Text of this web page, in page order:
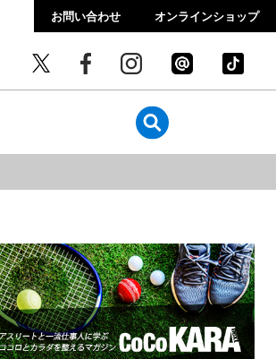
お問い合わせ オンラインショップ